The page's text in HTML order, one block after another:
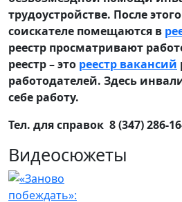
трудоустройстве. После
соискателе помещаются в
реестр просматривают
реестр – это реестр вакансий
работодателей. Здесь
себе работу.
Тел. для справок 8 (347) 286-
Видеосюжеты